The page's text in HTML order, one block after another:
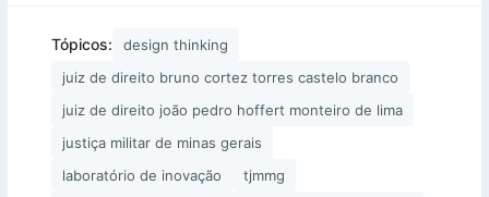
Tópicos:
design thinking
juiz de direito bruno cortez torres castelo branco
juiz de direito joão pedro hoffert monteiro de lima
justiça militar de minas gerais
laboratório de inovação
tjmmg